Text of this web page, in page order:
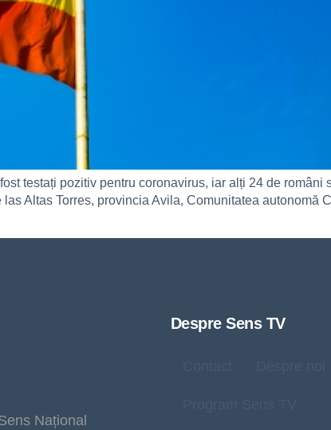
testați pozitiv pentru coronavirus, iar alți 24 de români
Altas Torres, provincia Avila, Comunitatea autonomă
Național
Despre Sens TV